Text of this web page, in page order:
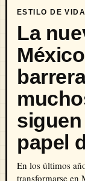
ESTILO DE VIDA
La
papel
En los últimos
transformarse en